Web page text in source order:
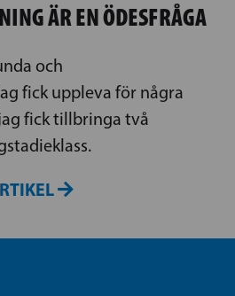
ÄR EN ÖDESFRÅGA
och
fick uppleva för några
fick tillbringa två